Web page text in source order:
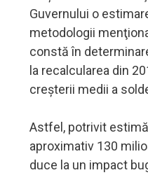
Guvernului o
metodologii
constă în
la recalcularea din
creşterii medii a
Astfel, potrivit
aproximativ 130
duce la un impact